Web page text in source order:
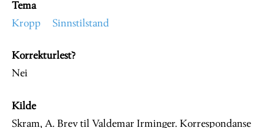
Tema
Kropp
Sinnstilstand
Korrekturlest?
Nei
Kilde
Skram, A. Brev til Valdemar Irminger. Korrespondanse